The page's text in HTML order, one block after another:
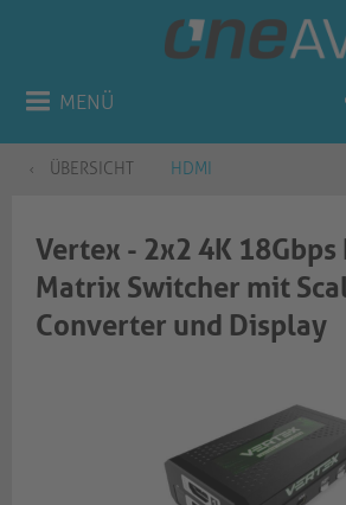
MENÜ
ÜBERSICHT HDMI
Vertex - 2x2 4K 18Gbps
Matrix Switcher mit
Converter und Display